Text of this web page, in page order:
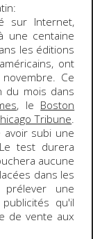
sur Internet,
une centaine
les éditions
ont
Ce
du mois dans
, le Boston
Tribune.
subi une
test durera
aucune
dans les
une
qu'il
de vente aux